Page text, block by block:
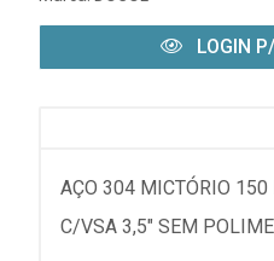
LOGIN
AÇO 304 MICTÓRIO
C/VSA 3,5" SEM